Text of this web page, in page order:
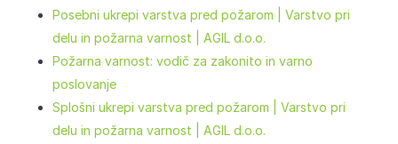
Posebni ukrepi varstva pred požarom | Varstvo pri
delu in požarna varnost | AGIL d.o.o.
Požarna varnost: vodič za zakonito in varno
poslovanje
Splošni ukrepi varstva pred požarom | Varstvo pri
delu in požarna varnost | AGIL d.o.o.